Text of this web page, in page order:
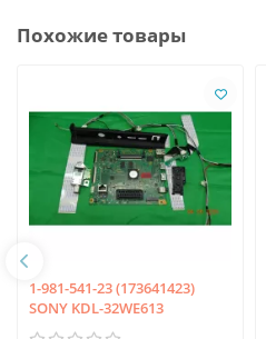
Похожие товары
1-981-541-23 (173641423)
SONY KDL-32WE613